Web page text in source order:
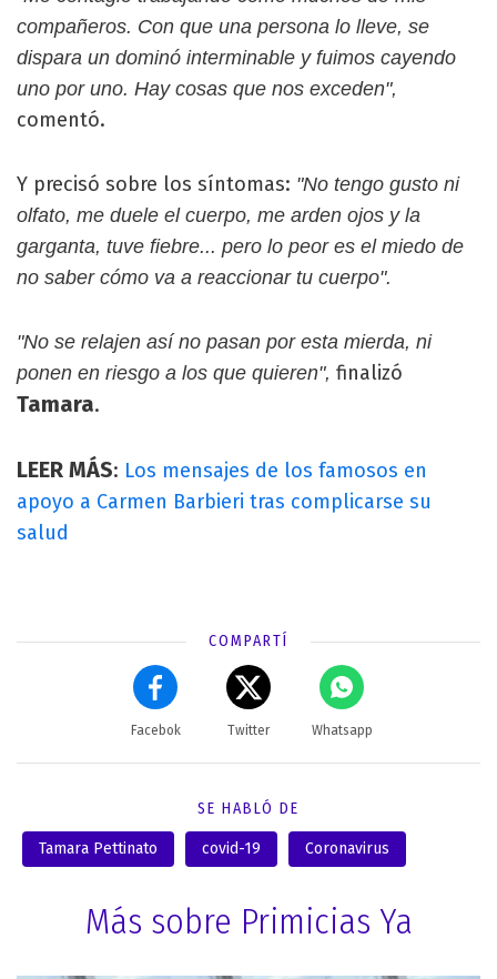
compañeros. Con que una persona lo lleve, se
dispara un dominó interminable y fuimos cayendo
uno por uno. Hay cosas que nos exceden",
comentó.
Y precisó sobre los síntomas: "No tengo gusto ni
olfato, me duele el cuerpo, me arden ojos y la
garganta, tuve fiebre... pero lo peor es el miedo de
no saber cómo va a reaccionar tu cuerpo".
"No se relajen así no pasan por esta mierda, ni
ponen en riesgo a los que quieren", finalizó
Tamara.
LEER MÁS: Los mensajes de los famosos en
apoyo a Carmen Barbieri tras complicarse su
salud
COMPARTÍ
Facebok Twitter Whatsapp
SE HABLÓ DE
Tamara Pettinato covid-19 Coronavirus
Más sobre Primicias Ya